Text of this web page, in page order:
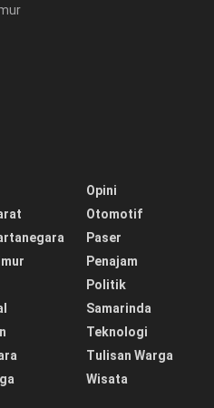
Opini
Otomotif
Paser
Penajam
Politik
Samarinda
Teknologi
Tulisan Warga
Wisata